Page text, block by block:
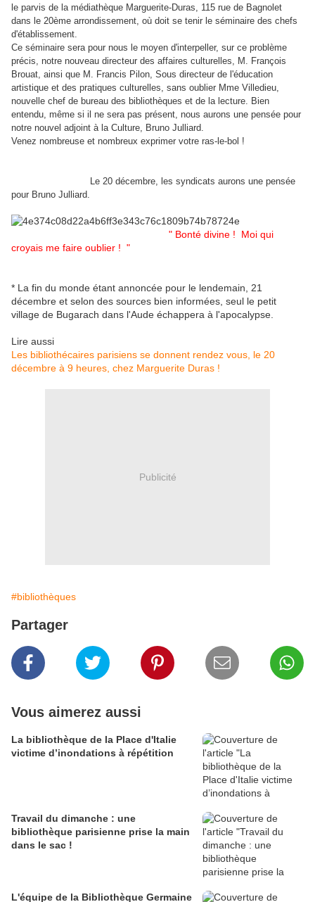
le parvis de la médiathèque Marguerite-Duras, 115 rue de Bagnolet
dans le 20ème arrondissement, où doit se tenir le séminaire des chefs
d'établissement.
Ce séminaire sera pour nous le moyen d'interpeller, sur ce problème
précis, notre nouveau directeur des affaires culturelles, M. François
Brouat, ainsi que M. Francis Pilon, Sous directeur de l'éducation
artistique et des pratiques culturelles, sans oublier Mme Villedieu,
nouvelle chef de bureau des bibliothèques et de la lecture. Bien
entendu, même si il ne sera pas présent, nous aurons une pensée pour
notre nouvel adjoint à la Culture, Bruno Julliard.
Venez nombreuse et nombreux exprimer votre ras-le-bol !
Le 20 décembre, les syndicats aurons une pensée
pour Bruno Julliard.
" Bonté divine ! Moi qui
croyais me faire oublier ! "
* La fin du monde étant annoncée pour le lendemain, 21
décembre et selon des sources bien informées, seul le petit
village de Bugarach dans l'Aude échappera à l'apocalypse.
Lire aussi
Les bibliothécaires parisiens se donnent rendez vous, le 20
décembre à 9 heures, chez Marguerite Duras !
Publicité
#bibliothèques
Partager
Vous aimerez aussi
La bibliothèque de la Place d'Italie
victime d’inondations à répétition
Travail du dimanche : une
bibliothèque parisienne prise la main
dans le sac !
L'équipe de la Bibliothèque Germaine